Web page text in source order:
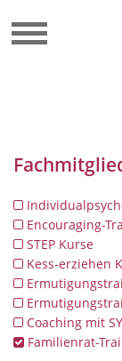
Encouraging-
STEP Kurse
Kess-erziehen
Coaching mit
Familienrat-